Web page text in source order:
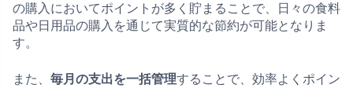
の購入においてポイントが多く貯まることで、日々の食料
品や日用品の購入を通じて実質的な節約が可能となりま
す。
また、 毎月の支出を一括管理することで、効率よくポイン